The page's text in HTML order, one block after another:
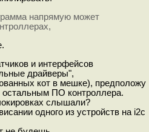
напрямую может
и интерфейсов
драйверы",
кот в мешке), предположу
остальным ПО контроллера.
слышали?
одного из устройств на i2c